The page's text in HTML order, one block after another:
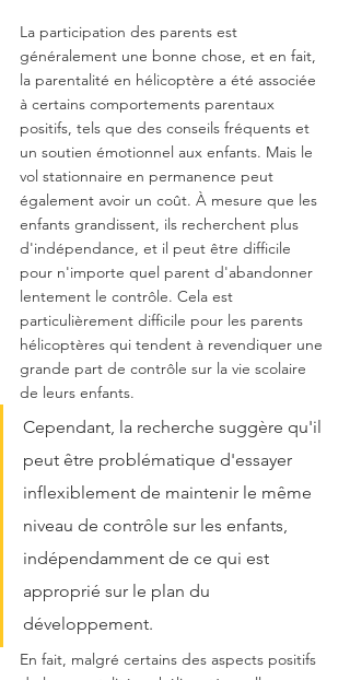
La participation des parents est
généralement une bonne chose, et en fait,
la parentalité en hélicoptère a été associée
à certains comportements parentaux
positifs, tels que des conseils fréquents et
un soutien émotionnel aux enfants. Mais le
vol stationnaire en permanence peut
également avoir un coût. À mesure que les
enfants grandissent, ils recherchent plus
d'indépendance, et il peut être difficile
pour n'importe quel parent d'abandonner
lentement le contrôle. Cela est
particulièrement difficile pour les parents
hélicoptères qui tendent à revendiquer une
grande part de contrôle sur la vie scolaire
de leurs enfants.
Cependant, la recherche suggère qu'il
peut être problématique d'essayer
inflexiblement de maintenir le même
niveau de contrôle sur les enfants,
indépendamment de ce qui est
approprié sur le plan du
développement.
En fait, malgré certains des aspects positifs